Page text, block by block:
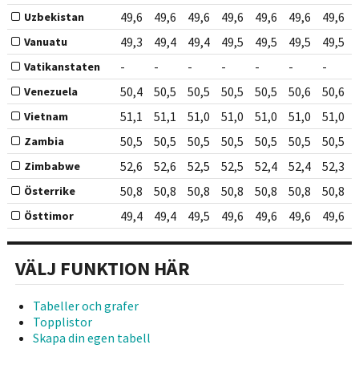
Uzbekistan 49,6 49,6 49,6 49,6 49,6 49,6 49,6
Vanuatu 49,3 49,4 49,4 49,5 49,5 49,5 49,5
Vatikanstaten - - - - - - -
Venezuela 50,4 50,5 50,5 50,5 50,5 50,6 50,6
Vietnam 51,1 51,1 51,0 51,0 51,0 51,0 51,0
Zambia 50,5 50,5 50,5 50,5 50,5 50,5 50,5
Zimbabwe 52,6 52,6 52,5 52,5 52,4 52,4 52,3
Österrike 50,8 50,8 50,8 50,8 50,8 50,8 50,8
Östtimor 49,4 49,4 49,5 49,6 49,6 49,6 49,6
VÄLJ FUNKTION HÄR
Tabeller och grafer
Topplistor
Skapa din egen tabell